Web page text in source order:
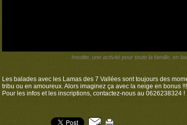
Insolite, une activité pour toute la famille, en
Les balades avec les Lamas des 7 Vallées sont toujours des
tribu ou en amoureux. Alors imaginez ça avec la neige en bonus !!!
Pour les infos et les inscriptions, contactez-nous au 0626238324 !